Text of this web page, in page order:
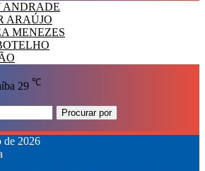
ANDRADE
ARAÚJO
MENEZES
29 ℃
Procurar por
de 2026